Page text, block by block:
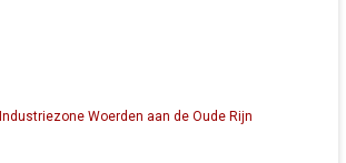
Industriezone Woerden aan de Oude Rijn